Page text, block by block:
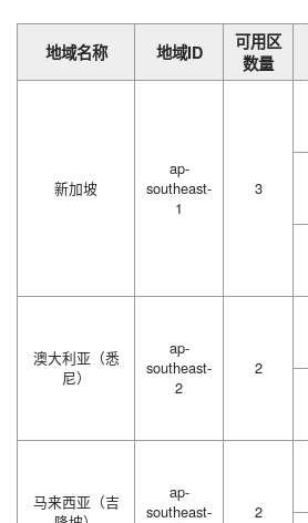
地域名称 地域ID
可用区
数量
新加坡
ap-
southeast-
1
3
澳大利亚（悉
尼）
ap-
southeast-
2
2
马来西亚（吉
ap-
southeast-
2